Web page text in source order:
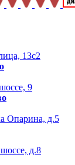
13с2
9
Опарина, д.5
д.8